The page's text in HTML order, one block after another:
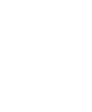
pour